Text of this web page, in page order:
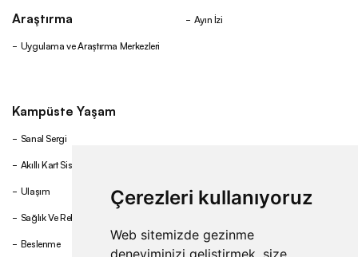
Çerezleri kullanıyoruz
Web sitemizde gezinme
deneyiminizi geliştirmek, size
Araştırma
Uygulama ve Araştırma Merkezleri
Ayın İzi
Kampüste Yaşam
Sanal Sergi
Akıllı Kart Sistemi
Ulaşım
Sağlık Ve Rehberlik
Beslenme